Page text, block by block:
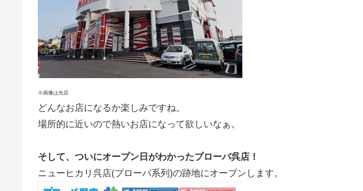
※画像は光店
どんなお店になるか楽しみですね。
場所的に近いので熱いお店になって欲しいなぁ。
そして、ついにオープン日がわかったプローバ呉店！
ニューヒカリ呉店(プローバ系列)の跡地にオープンします。